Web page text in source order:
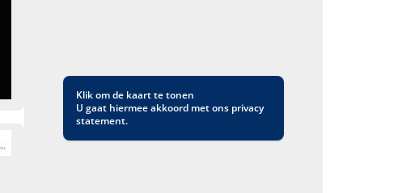
Klik om de kaart te tonen
U gaat hiermee akkoord met ons privacy
statement.